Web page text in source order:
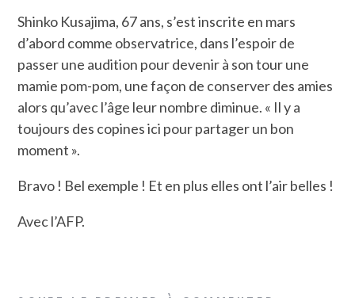
Shinko Kusajima, 67 ans, s’est inscrite en mars
d’abord comme observatrice, dans l’espoir de
passer une audition pour devenir à son tour une
mamie pom-pom, une façon de conserver des amies
alors qu’avec l’âge leur nombre diminue. « Il y a
toujours des copines ici pour partager un bon
moment ».
Bravo ! Bel exemple ! Et en plus elles ont l’air belles !
Avec l’AFP.